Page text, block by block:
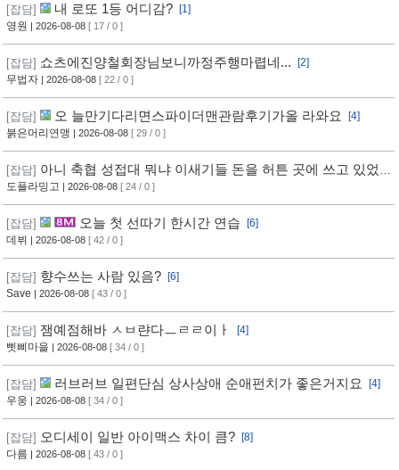
[잡담] 내 로또 1등 어디감?
[1]
영원 | 2026-08-08 [ 17 / 0 ]
[잡담] 쇼츠에진양철회장님보니까정주행마렵네...
[2]
무법자 | 2026-08-08 [ 22 / 0 ]
[잡담] 오 늘만기다리면스파이더맨관람후기가올 라와요
[4]
붉은머리연맹 | 2026-08-08 [ 29 / 0 ]
[잡담] 아니 축협 성접대 뭐냐 이새기들 돈을 허튼 곳에 쓰고 있었
네
도플라밍고 | 2026-08-08 [ 24 / 0 ]
[잡담] 오늘 첫 선따기 한시간 연습
[6]
데뷔 | 2026-08-08 [ 42 / 0 ]
[잡담] 향수쓰는 사람 있음?
[6]
Save | 2026-08-08 [ 43 / 0 ]
[잡담] 잼예점해바 ㅅㅂ랸다ㅡㄹㄹ이ㅏ
[4]
삣삐마을 | 2026-08-08 [ 34 / 0 ]
[잡담] 러브러브 일편단심 상사상애 순애펀치가 좋은거지요
[4]
우웅 | 2026-08-08 [ 34 / 0 ]
[잡담] 오디세이 일반 아이맥스 차이 큼?
[8]
다름 | 2026-08-08 [ 43 / 0 ]